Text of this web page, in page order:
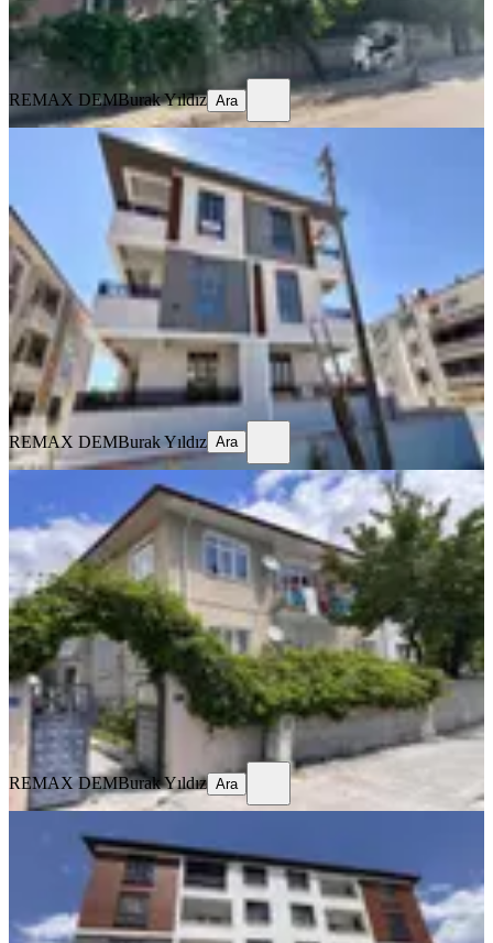
REMAX DEM Burak Yıldız
Ara
REMAX DEMBurak Yıldız Ara
SIFIR BİNA
Remax Dem'den Kazim Karabekir
Mah. 2+1 Ara Kat Fırsat Daire
Merkez, Kazım Karabekir Mahallesi
2+1
100 m²·2. Kat·23.07.2026
21.000 ₺
REMAX DEMBurak Yıldız
Ara
REMAX DEMBurak Yıldız Ara
BALKONLU
Remax Dem'den İnönü Mah. Kiralık
3+1 Daire
Merkez, Yavuz Selim Mahallesi
3+1·125 m²·Yüksek giriş·23.07.2026
13.000 ₺
REMAX DEMBurak Yıldız
Ara
REMAX DEMBurak Yıldız Ara
Remax Dem'den Cumhuriyet Mah.
2+1 Kiralık Daire
Merkez, Başbağlar Mahallesi